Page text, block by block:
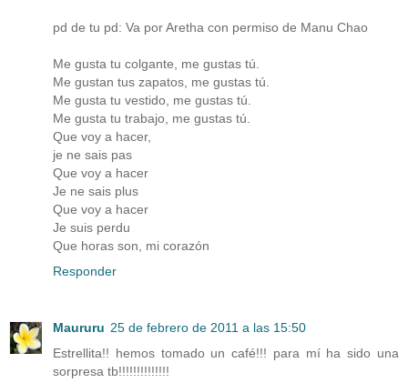
pd de tu pd: Va por Aretha con permiso de Manu Chao
Me gusta tu colgante, me gustas tú.
Me gustan tus zapatos, me gustas tú.
Me gusta tu vestido, me gustas tú.
Me gusta tu trabajo, me gustas tú.
Que voy a hacer,
je ne sais pas
Que voy a hacer
Je ne sais plus
Que voy a hacer
Je suis perdu
Que horas son, mi corazón
Responder
Maururu 25 de febrero de 2011 a las 15:50
Estrellita!! hemos tomado un café!!! para mí ha sido una
sorpresa tb!!!!!!!!!!!!!!